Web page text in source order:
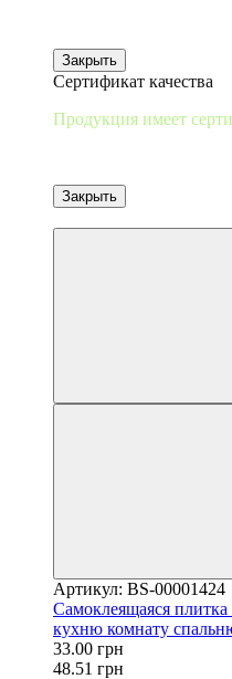
Закрыть
Сертификат качества
Продукция имеет
Закрыть
Артикул: BS-00001424
Самоклеящаяся
кухню комнату
33.00 грн
48.51 грн